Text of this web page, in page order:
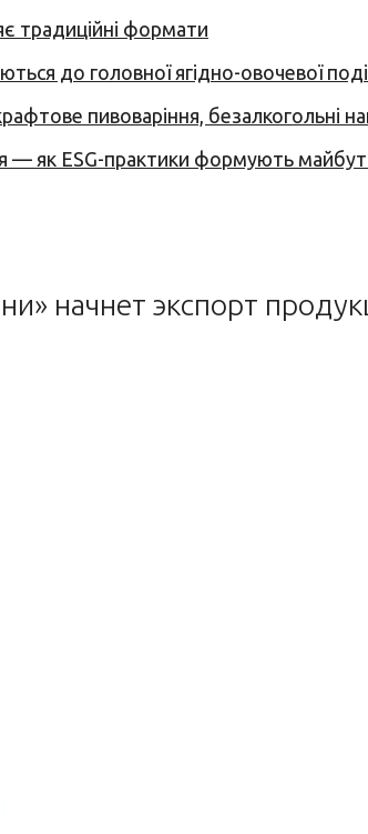
традиційні формати
до головної ягідно-овочевої
пивоваріння, безалкогольні
— як ESG-практики формують
начнет экспорт